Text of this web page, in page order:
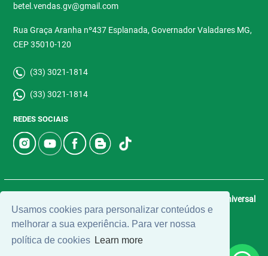
Usamos cookies para personalizar conteúdos e
melhorar a sua experiência. Para ver nossa
política de cookies Learn more
betel.vendas.gv@gmail.com
Rua Graça Aranha nº437 Esplanada, Governador Valadares MG,
CEP 35010-120
(33) 3021-1814
(33) 3021-1814
REDES SOCIAIS
Universal
Software.